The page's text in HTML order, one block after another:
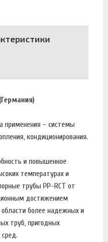
применения – системы
кондиционирования.
и повышенное
температурах и
трубы PP-RCT от
достижением
области более надежных и
труб, пригодных